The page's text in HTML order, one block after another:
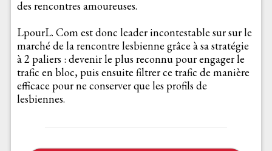
des rencontres amoureuses.
LpourL. Com est donc leader incontestable sur sur le
marché de la rencontre lesbienne grâce à sa stratégie
à 2 paliers : devenir le plus reconnu pour engager le
trafic en bloc, puis ensuite filtrer ce trafic de manière
efficace pour ne conserver que les profils de
lesbiennes.